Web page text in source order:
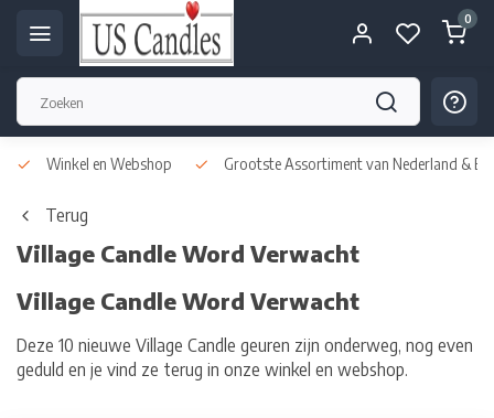
0
Winkel en Webshop Grootste Assortiment van Nederland &
Terug
Village Candle Word Verwacht
Village Candle Word Verwacht
Deze 10 nieuwe Village Candle geuren zijn onderweg, nog even
geduld en je vind ze terug in onze winkel en webshop.